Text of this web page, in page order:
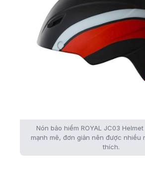
Nón bảo hiểm ROYAL JC03
mạnh mẽ, đơn giản nên được nhiều
thích.